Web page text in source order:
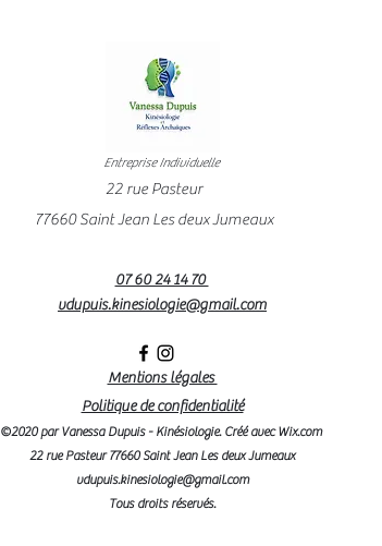
Entreprise Individuelle
22 rue Pasteur
77660 Saint Jean Les deux Jumeaux
07 60 24 14 70
vdupuis.kinesiologie@gmail.com
Mentions légales
Politique de confidentialité
©2020 par Vanessa Dupuis - Kinésiologie. Créé avec Wix.com
22 rue Pasteur 77660 Saint Jean Les deux Jumeaux
vdupuis.kinesiologie@gmail.com
Tous droits réservés.